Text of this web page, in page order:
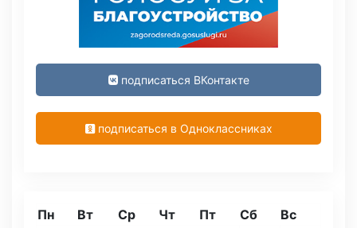
подписаться ВКонтакте
подписаться в Одноклассниках
Пн Вт Ср Чт Пт Сб
Вс